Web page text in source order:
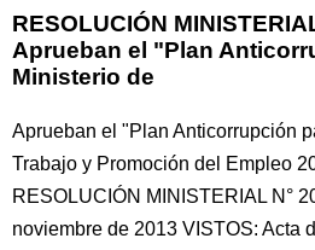
RESOLUCIÓN
Aprueban el "Plan
Ministerio de
Aprueban el "Plan Anticorrupción
Trabajo y Promoción del Empleo
RESOLUCIÓN MINISTERIAL N°
noviembre de 2013 VISTOS: Acta